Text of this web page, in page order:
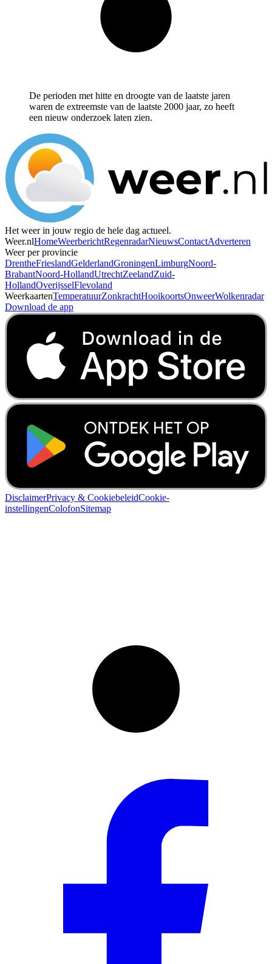
De perioden met hitte en droogte van de laatste jaren
waren de extreemste van de laatste 2000 jaar, zo heeft
een nieuw onderzoek laten zien.
Het weer in jouw regio de hele dag actueel.
Weer.nlHomeWeerberichtRegenradarNieuwsContactAdverteren
Weer per provincie
DrentheFrieslandGelderlandGroningenLimburgNoord-
BrabantNoord-HollandUtrechtZeelandZuid-
HollandOverijsselFlevoland
WeerkaartenTemperatuurZonkrachtHooikoortsOnweerWolkenradar
Download de app
DisclaimerPrivacy & CookiebeleidCookie-
instellingenColofonSitemap